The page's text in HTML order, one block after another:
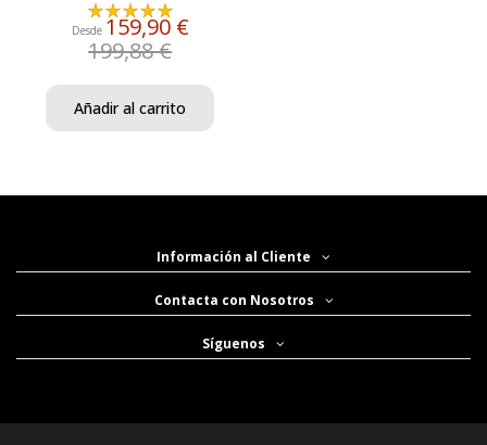
Desde 159,90 €
199,88 €
Añadir al carrito
Información al Cliente
Contacta con Nosotros
Síguenos